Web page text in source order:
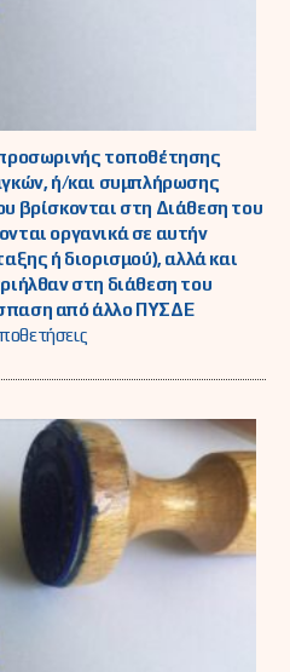
τοποθέτησης
ή/και συμπλήρωσης
βρίσκονται στη Διάθεση του
οργανικά σε αυτήν
ή διορισμού), αλλά και
στη διάθεση του
από άλλο ΠΥΣΔΕ